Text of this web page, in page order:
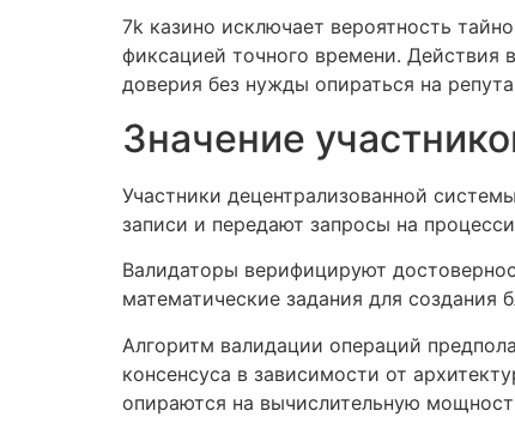
7k казино исключает вероятность
фиксацией точного времени. Действия
доверия без нужды опираться на
Значение
Участники децентрализованной
записи и передают запросы на
Валидаторы верифицируют
математические задания для
Алгоритм валидации операций
консенсуса в зависимости от
опираются на вычислительную